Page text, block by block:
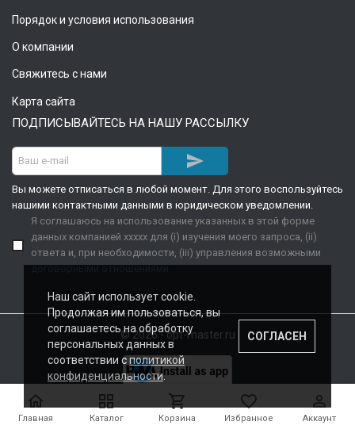
Порядок и условия использования
О компании
Свяжитесь с нами
Карта сайта
ПОДПИСЫВАЙТЕСЬ НА НАШУ РАССЫЛКУ

Вы можете отписаться в любой момент. Для этого воспользуйтесь
нашими контактными данными в юридическом уведомлении.
Я соглашаюсь на использование указанных в этой форме
данных компанией xxxxx для (i) изучения моего запроса, (ii)
ответа и, при необходимости, (iii) управления возможными
договорными отношениями.
© 2026 - opt-master.ru

Главная

Каталог

Корзина

Избранное

Аккаунт
Наш сайт использует cookie.
Продолжая им пользоваться, вы
соглашаетесь на обработку
персональных данных в
соответствии сполитикой
конфиденциальности.
СОГЛАСЕН